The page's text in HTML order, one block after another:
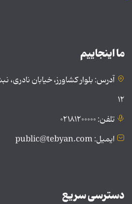
ما اینجاییم
آدرس: بلوار کشاورز، خیابان
۱۲
تلفن: ۰۲۱۸۱۲۰۰۰۰۰
ایمیل: public@tebyan.com
دسترسی سریع